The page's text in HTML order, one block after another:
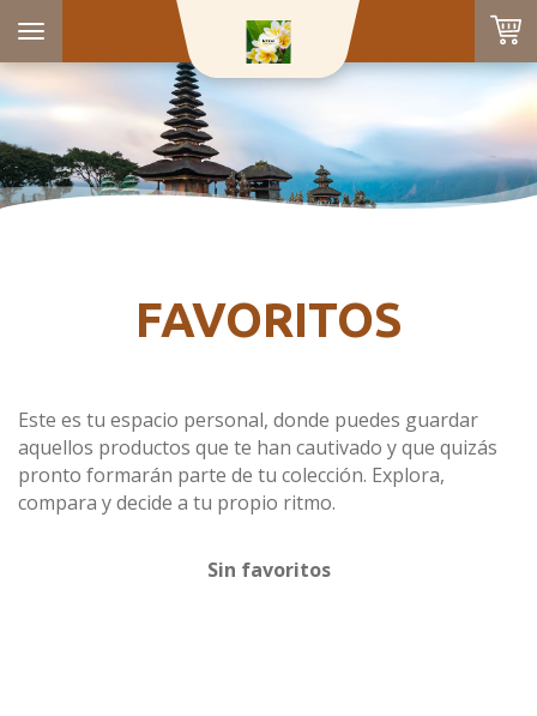
Toggle
navigation
FAVORITOS
Este es tu espacio personal, donde puedes guardar
aquellos productos que te han cautivado y que quizás
pronto formarán parte de tu colección. Explora,
compara y decide a tu propio ritmo.
Sin favoritos